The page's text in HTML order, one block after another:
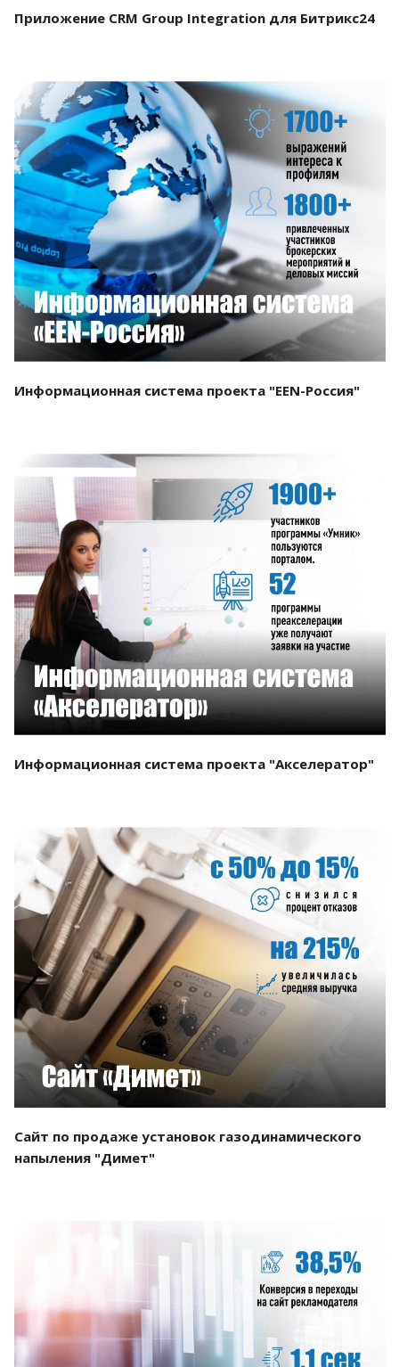
Приложение CRM Group Integration для Битрикс24
Смотреть проект
Информационная система проекта "EEN-Россия"
Смотреть проект
Информационная система проекта "Акселератор"
Смотреть проект
Сайт по продаже установок газодинамического
напыления "Димет"